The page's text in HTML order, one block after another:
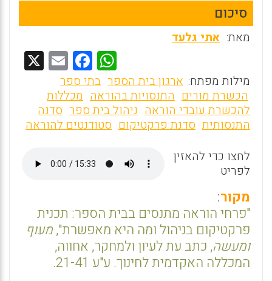
סיכום
מאת: אתי גלעד
W
h
at
s
A
p
F
a
ce
b
o
o
k
E
m
ai
l
מילות מפתח: ארגון בית הספר בתי ספר
הכשרת מורים התנסויות בהוראה מכללות
להכשרת עובדי הוראה ניהול בית ספר סדנה
התנסותית סדנת פרקטיקום סטודנטים להוראה
לחצו כדי להאזין
לפריט
מקור:
"פרחי הוראה מתנסים בבית הספר: תכנית
פרקטיקום בניהול ומה היא מאפשרת",מעוף
ומעשה, כתב עת לעיון ולמחקר, אחווה,
המכללה האקדמית לחינוך. ע"ע 21-41.